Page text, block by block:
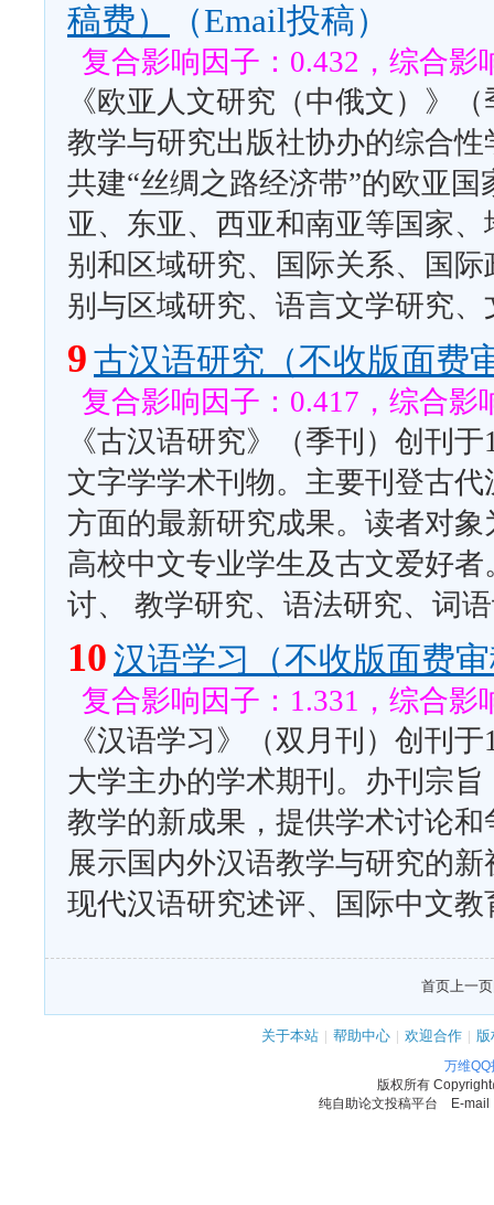
稿费）
（Email投稿）
复合影响因子：0.432，综合影
《欧亚人文研究（中俄文）》
教学与研究出版社协办的综合
共建“丝绸之路经济带”的欧亚
亚、东亚、西亚和南亚等国家
别和区域研究、国际关系、国
别与区域研究、语言文学研究
9 古汉语研究（不收版面费
复合影响因子：0.417，综合影
《古汉语研究》（季刊）创刊
文字学学术刊物。主要刊登古
方面的最新研究成果。读者对
高校中文专业学生及古文爱好
讨、 教学研究、语法研究、词
10 汉语学习（不收版面费
复合影响因子：1.331，综合影
《汉语学习》（双月刊）创刊
大学主办的学术期刊。办刊宗
教学的新成果，提供学术讨论
展示国内外汉语教学与研究的
现代汉语研究述评、国际中文
首页上一页
关于本站 | 帮助中心 | 欢迎合作 |
万维
版权所有
纯自助论文投稿平台 E-mail